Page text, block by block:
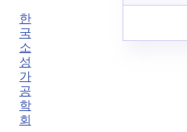
한
국
소
성
가
공
학
회